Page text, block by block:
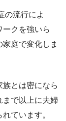
の流行によ
ークを強いら
庭で変化しま
とは密になら
まで以上に夫婦
ています。